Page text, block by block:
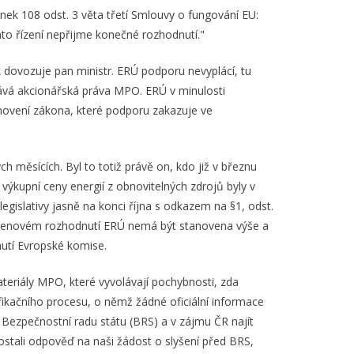
108 odst. 3 věta třetí Smlouvy o fungování EU:
řízení nepřijme konečné rozhodnutí."
pan ministr. ERÚ podporu nevyplácí, tu
akcionářská práva MPO. ERÚ v minulosti
zákona, které podporu zakazuje ve
měsících. Byl to totiž právě on, kdo již v březnu
ceny energií z obnovitelných zdrojů byly v
jasně na konci října s odkazem na §1, odst.
rozhodnutí ERÚ nemá být stanovena výše a
Evropské komise.
MPO, které vyvolávají pochybnosti, zda
procesu, o němž žádné oficiální informace
radu státu (BRS) a v zájmu ČR najít
odpověď na naši žádost o slyšení před BRS,